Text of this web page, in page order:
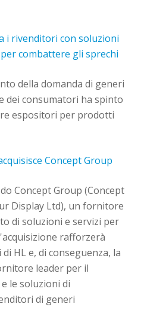
i rivenditori con soluzioni
combattere gli sprechi
della domanda di generi
dei consumatori ha spinto
espositori per prodotti
Concept Group
Concept Group (Concept
Display Ltd), un fornitore
di soluzioni e servizi per
rafforzerà
HL e, di conseguenza, la
leader per il
le soluzioni di
di generi